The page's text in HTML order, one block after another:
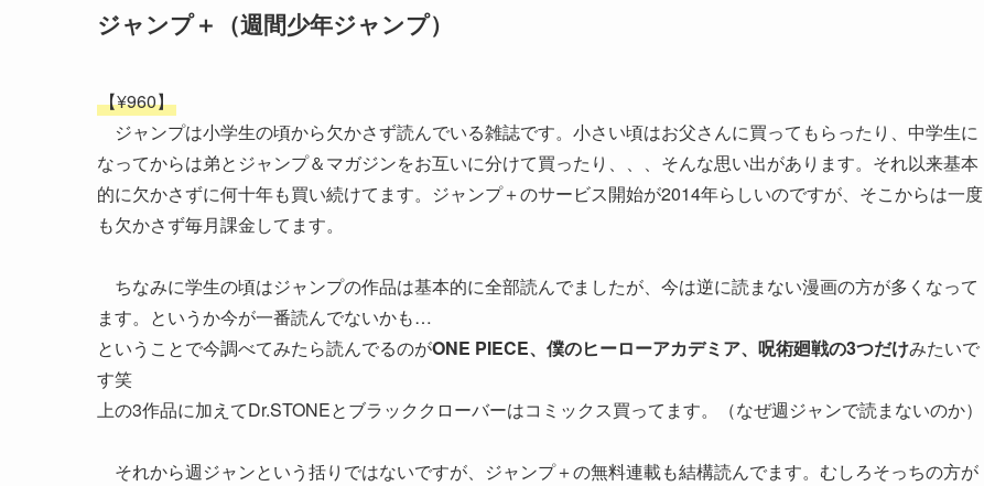
ジャンプ＋（週間少年ジャンプ）
【¥960】
ジャンプは小学生の頃から欠かさず読んでいる雑誌です。小さい頃はお父さんに買ってもらったり、中学生に
なってからは弟とジャンプ＆マガジンをお互いに分けて買ったり、、、そんな思い出があります。それ以来基本
的に欠かさずに何十年も買い続けてます。ジャンプ＋のサービス開始が2014年らしいのですが、そこからは一度
も欠かさず毎月課金してます。
ちなみに学生の頃はジャンプの作品は基本的に全部読んでましたが、今は逆に読まない漫画の方が多くなって
ます。というか今が一番読んでないかも…
ということで今調べてみたら読んでるのがONE PIECE、僕のヒーローアカデミア、呪術廻戦の3つだけみたいで
す笑
上の3作品に加えてDr.STONEとブラッククローバーはコミックス買ってます。（なぜ週ジャンで読まないのか）
それから週ジャンという括りではないですが、ジャンプ＋の無料連載も結構読んでます。むしろそっちの方が